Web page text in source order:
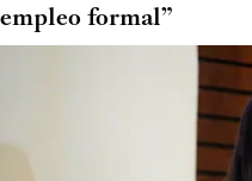
empleo formal”